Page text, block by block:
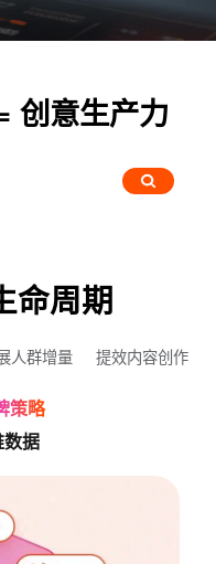
创意生产力
命周期
人群增量 提效内容创作
策略
据